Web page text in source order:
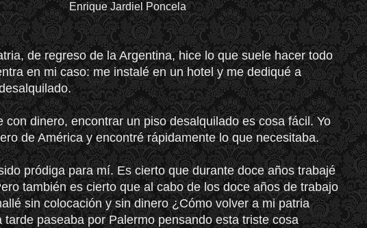
Enrique Jardiel Poncela
de regreso de la Argentina, hice lo que suele hacer todo
en mi caso: me instalé en un hotel y me dediqué a
con dinero, encontrar un piso desalquilado es cosa fácil. Yo
de América y encontré rápidamente lo que necesitaba.
pródiga para mí. Es cierto que durante doce años trabajé
también es cierto que al cabo de los doce años de trabajo
sin colocación y sin dinero ¿Cómo volver a mi patria
tarde paseaba por Palermo pensando esta triste cosa